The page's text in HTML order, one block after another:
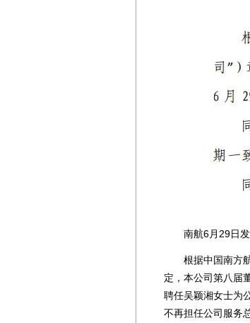
南航6月29日发
根据中国南方航
定，本公司第八届
聘任吴颖湘女士为
不再担任公司服务